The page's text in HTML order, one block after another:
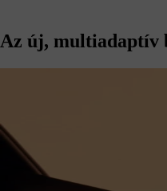
Az új, multiadaptív